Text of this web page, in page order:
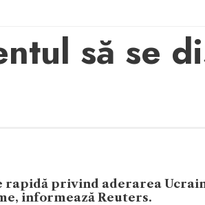
să se
privind aderarea
informează Reuters.